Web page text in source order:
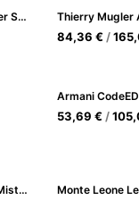
Karl Lagerfeld New York Mercer Street EDT100ml Тоалетна вода за Мъже
84,36 € /
Armani
53,69 € /
Ariana God Is A Woman Body Mist236 ml Monte Leone